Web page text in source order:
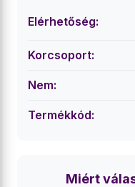
Elérhetőség:
Korcsoport:
Nem:
Termékkód:
Miért